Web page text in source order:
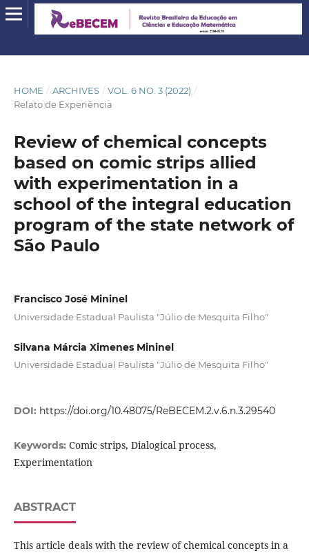
HOME / ARCHIVES / VOL. 6 NO. 3 (2022) /
Relato de Experiência
Review of chemical concepts
based on comic strips allied
with experimentation in a
school of the integral education
program of the state network of
São Paulo
Francisco José Mininel
Universidade Estadual Paulista "Júlio de Mesquita Filho"
Silvana Márcia Ximenes Mininel
Universidade Estadual Paulista "Júlio de Mesquita Filho"
DOI: https://doi.org/10.48075/ReBECEM.2.v.6.n.3.29540
Keywords: Comic strips, Dialogical process,
Experimentation
ABSTRACT
This article deals with the review of chemical concepts in a